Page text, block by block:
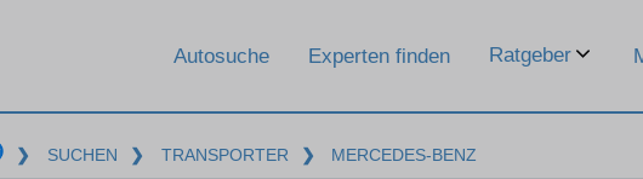
Autosuche Experten finden Ratgeber
❯ SUCHEN ❯ TRANSPORTER ❯ MERCEDES-BENZ